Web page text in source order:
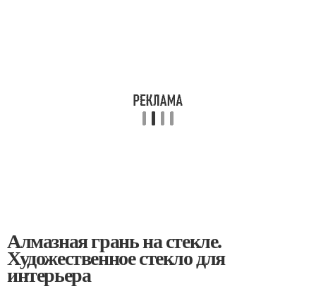
Алмазная грань на стекле.
Художественное стекло для
интерьера